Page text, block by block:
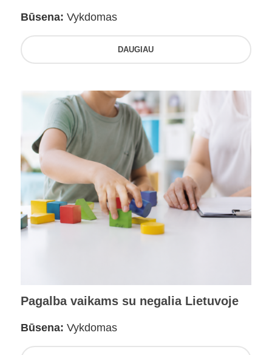
Būsena: Vykdomas
DAUGIAU
Pagalba vaikams su negalia Lietuvoje
Būsena: Vykdomas